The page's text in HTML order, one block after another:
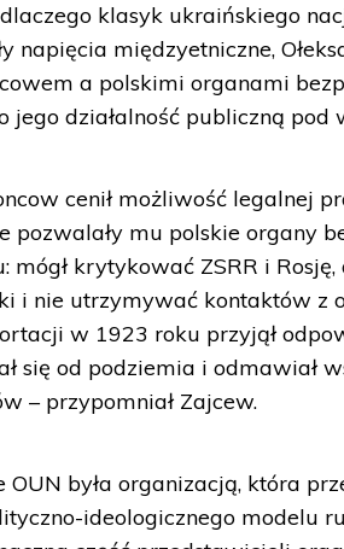
klasyk ukraińskiego
napięcia międzyetniczne,
a polskimi organami
jego działalność publiczną
cenił możliwość legalnej
pozwalały mu polskie organy
mógł krytykować ZSRR i
i nie utrzymywać kontaktów z
w 1923 roku przyjął
się od podziemia i odmawiał
– przypomniał Zajcew.
OUN była organizacją, która
ideologicznego modelu